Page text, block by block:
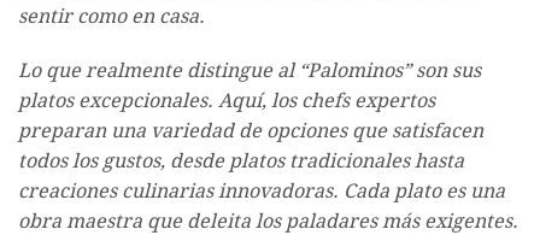
sentir como en casa.
Lo que realmente distingue al “Palominos” son sus
platos excepcionales. Aquí, los chefs expertos
preparan una variedad de opciones que satisfacen
todos los gustos, desde platos tradicionales hasta
creaciones culinarias innovadoras. Cada plato es una
obra maestra que deleita los paladares más exigentes.